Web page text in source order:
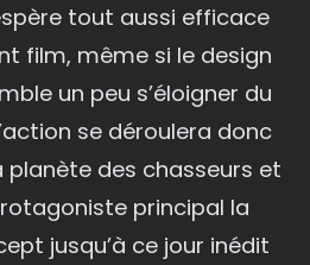
tout aussi efficace
film, même si le design
un peu s’éloigner du
se déroulera donc
des chasseurs et
principal la
jusqu’à ce jour inédit